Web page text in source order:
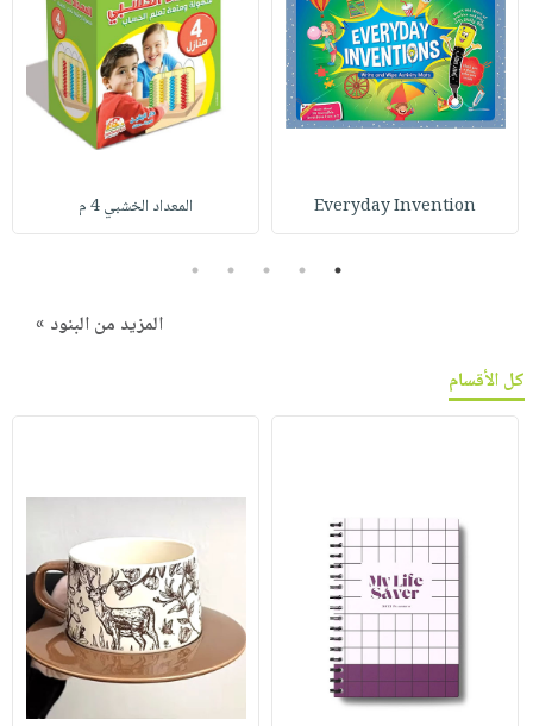
Everyday Invention المعداد الخشبي 4 م
1
2
3
4
5
المزيد من البنود »
كل الأقسام